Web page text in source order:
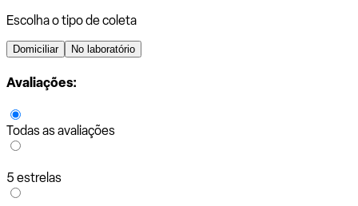
Escolha o tipo de coleta
Domiciliar No laboratório
Avaliações:
Todas as avaliações
5 estrelas